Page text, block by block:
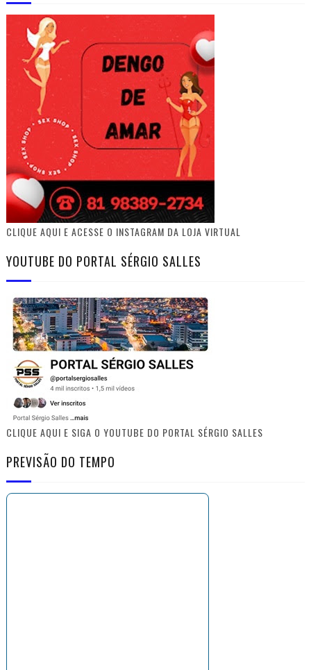
CLIQUE AQUI E ACESSE O INSTAGRAM DA LOJA VIRTUAL
YOUTUBE DO PORTAL SÉRGIO SALLES
CLIQUE AQUI E SIGA O YOUTUBE DO PORTAL SÉRGIO SALLES
PREVISÃO DO TEMPO